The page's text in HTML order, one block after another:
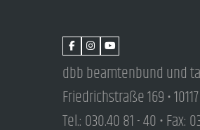
dbb beamtenbund und
Friedrichstraße 169 •
Tel.: 030.40 81 - 40 • Fax: